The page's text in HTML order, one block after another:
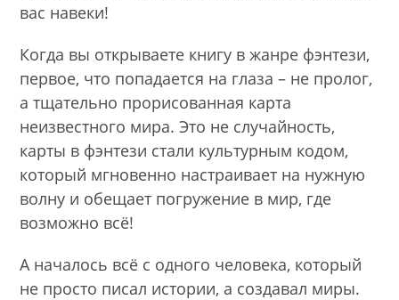
вас навеки!
Когда вы открываете книгу в жанре фэнтези,
первое, что попадается на глаза – не пролог,
а тщательно прорисованная карта
неизвестного мира. Это не случайность,
карты в фэнтези стали культурным кодом,
который мгновенно настраивает на нужную
волну и обещает погружение в мир, где
возможно всё!
А началось всё с одного человека, который
не просто писал истории, а создавал миры.